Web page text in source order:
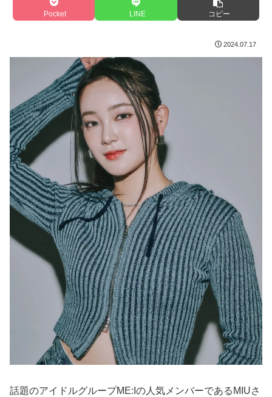
Pocket LINE コピー
2024.07.17
話題のアイドルグループME:Iの人気メンバーであるMIUさ